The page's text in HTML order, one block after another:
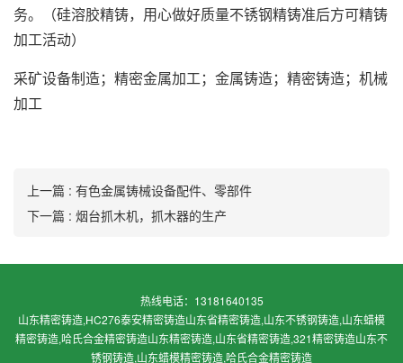
务。（硅溶胶精铸，用心做好质量不锈钢精铸准后方可精铸
加工活动）
采矿设备制造；精密金属加工；金属铸造；精密铸造；机械
加工
上一篇 : 有色金属铸械设备配件、零部件
下一篇 : 烟台抓木机，抓木器的生产
热线电话：13181640135
山东精密铸造,HC276泰安精密铸造山东省精密铸造,山东不锈钢铸造,山东蜡模
精密铸造,哈氏合金精密铸造山东精密铸造,山东省精密铸造,321精密铸造山东不
锈钢铸造,山东蜡模精密铸造,哈氏合金精密铸造